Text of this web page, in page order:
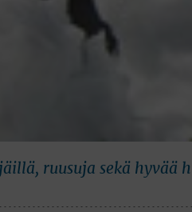
ruusuja sekä hyvää